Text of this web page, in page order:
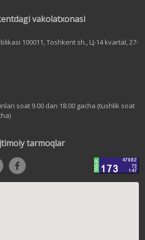
vakolatxonasi
100011, Toshkent sh., Ц-14 kvartal, 27-
soat 9.00 dan 18.00 gacha (tushlik soat
tarmoqlar